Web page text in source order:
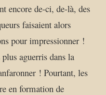
encore de-ci, de-là, des
faisaient alors
pour impressionner !
aguerris dans la
! Pourtant, les
en formation de